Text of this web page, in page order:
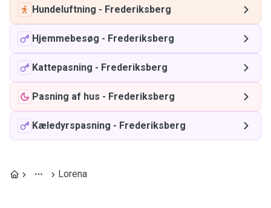
Hundeluftning - Frederiksberg
Hjemmebesøg - Frederiksberg
Kattepasning - Frederiksberg
Pasning af hus - Frederiksberg
Kæledyrspasning - Frederiksberg
Lorena